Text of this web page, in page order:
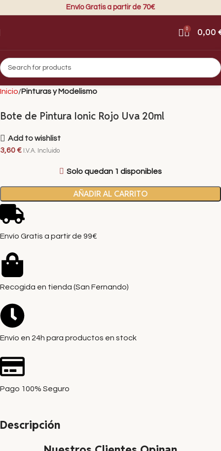
Envío Gratis a partir de 70€
0 0,00
Inicio Pinturas y Modelismo
Bote de Pintura Ionic Rojo Uva 20ml
Add to wishlist
3,60€ I.V.A. Incluido
Solo quedan 1 disponibles
AÑADIR AL CARRITO
Envío Gratis a partir de 99€
Recogida en tienda (San Fernando)
Envío en 24h para productos en stock
Pago 100% Seguro
Descripción